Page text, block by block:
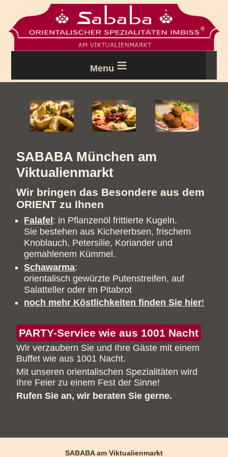
Menu ≡
SABABA München am
Viktualienmarkt
Wir bringen das Besondere aus dem
ORIENT zu Ihnen
Falafel: in Pflanzenöl frittierte Kugeln.
Sie bestehen aus Kichererbsen, frischem
Knoblauch, Petersilie, Koriander und
gemahlenem Kümmel.
Schawarma:
orientalisch gewürzte Putenstreifen, auf
Salatteller oder im Pitabrot
noch mehr Köstlichkeiten finden Sie hier!
PARTY-Service wie aus 1001 Nacht
Wir verzaubern Sie und Ihre Gäste mit einem
Buffet wie aus 1001 Nacht.
Mit unseren orientalischen Spezialitäten wird
Ihre Feier zu einem Fest der Sinne!
Rufen Sie an, wir beraten Sie gerne.
SABABA am Viktualienmarkt